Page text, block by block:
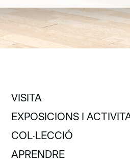
VISITA
VISITA
EXPOSICIONS I
EXPOSICIONS I
COL·LECCIÓ
COL·LECCIÓ
APRENDRE